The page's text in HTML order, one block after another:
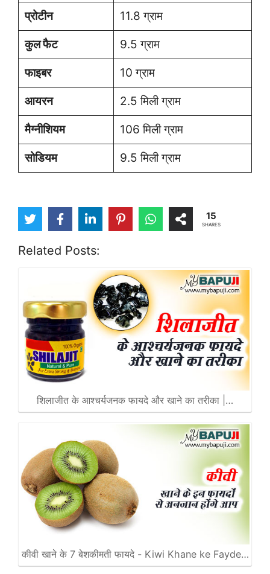
प्रोटीन 11.8 ग्राम
कुल फैट 9.5 ग्राम
फाइबर 10 ग्राम
आयरन 2.5 मिली ग्राम
मैग्नीशियम 106 मिली ग्राम
सोडियम 9.5 मिली ग्राम
15
SHARES
Related Posts:
शिलाजीत के आश्चर्यजनक फायदे और खाने का तरीका |…
कीवी खाने के 7 बेशकीमती फायदे - Kiwi Khane ke Fayde…